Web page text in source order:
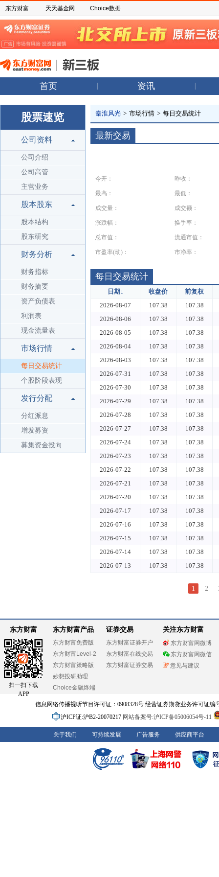
东方财富 天天基金网 Choice数据
首页 资讯
股票速览
公司资料
公司介绍
公司高管
主营业务
股本股东
股本结构
股东研究
财务分析
财务指标
财务摘要
资产负债表
利润表
现金流量表
市场行情
每日交易统计
个股阶段表现
发行分配
分红派息
增发募资
募集资金投向
秦淮风光 > 市场行情 > 每日交易统计
最新交易
今开： 昨收：
最高： 最低：
成交量： 成交额：
涨跌幅： 换手率：
总市值： 流通市值：
市盈率(动)： 市净率：
每日交易统计
日期↓ 收盘价
前复权
2026-08-07
107.38
107.38
2026-08-06
107.38
107.38
2026-08-05
107.38
107.38
2026-08-04
107.38
107.38
2026-08-03
107.38
107.38
2026-07-31
107.38
107.38
2026-07-30
107.38
107.38
2026-07-29
107.38
107.38
2026-07-28
107.38
107.38
2026-07-27
107.38
107.38
2026-07-24
107.38
107.38
2026-07-23
107.38
107.38
2026-07-22
107.38
107.38
2026-07-21
107.38
107.38
2026-07-20
107.38
107.38
2026-07-17
107.38
107.38
2026-07-16
107.38
107.38
2026-07-15
107.38
107.38
2026-07-14
107.38
107.38
2026-07-13
107.38 107.38
1 2
东方财富
扫一扫下载
APP
东方财富产品
东方财富免费版
东方财富Level-2
东方财富策略版
妙想投研助理
Choice金融终端
证券交易
东方财富证券开户
东方财富在线交易
东方财富证券交易
关注东方财富
东方财富网微博
东方财富网微信
意见与建议
信息网络传播视听节目许可证：0908328号 经营证券期货业务许可证编
沪ICP证:沪B2-20070217 网站备案号:沪ICP备05006054号-11
关于我们 可持续发展 广告服务 供应商平台